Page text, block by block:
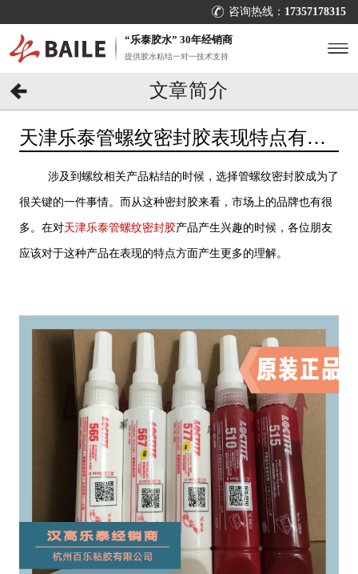
咨询热线： 17357178315
“乐泰胶水” 30年经销商
提供胶水粘结一对一技术支持
文章简介
天津乐泰管螺纹密封胶表现特点有哪
涉及到螺纹相关产品粘结的时候，选择管螺纹密封胶成为了
很关键的一件事情。而从这种密封胶来看，市场上的品牌也有很
多。在对天津乐泰管螺纹密封胶产品产生兴趣的时候，各位朋友
应该对于这种产品在表现的特点方面产生更多的理解。